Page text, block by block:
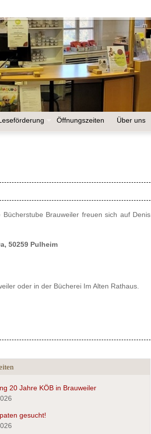
Öffnungszeiten Über uns
Brauweiler freuen sich auf Denis
50259 Pulheim
oder in der Bücherei Im Alten Rathaus.
20 Jahre KÖB in Brauweiler
gesucht!